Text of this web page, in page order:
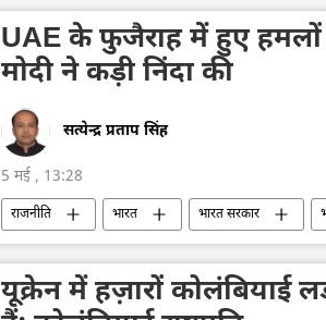
UAE के फुजैराह में हुए हमलों
मोदी ने कड़ी निंदा की
सत्येन्द्र प्रताप सिंह
5 मई , 13:28
राजनीति भारत भारत सरकार
संयुक्त अरब अमीरात
ड्रोन ड्रोन हमला
अमेरिका-इजराइल-ईरान युद्ध
यूक्रेन में हज़ारों कोलंबियाई